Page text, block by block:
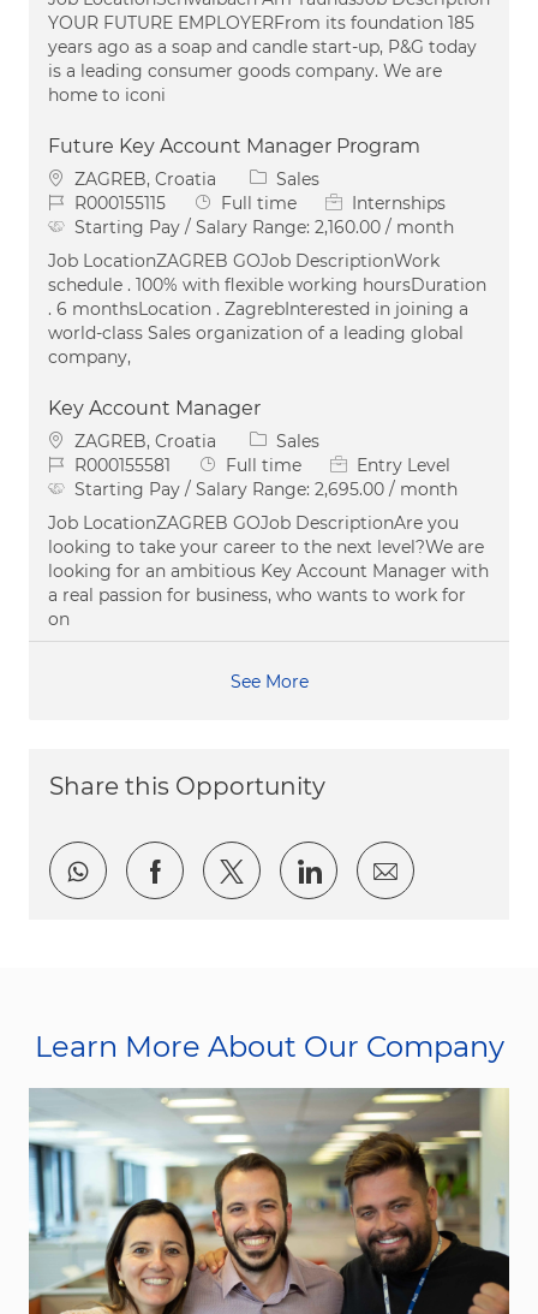
YOUR FUTURE EMPLOYERFrom its foundation 185
years ago as a soap and candle start-up, P&G today
is a leading consumer goods company. We are
home to iconi
Future Key Account Manager Program
Location
ZAGREB, Croatia Category
Sales
Job IdR000155115 Job Type
Full time
Internships
Starting Pay / Salary Range: 2,160.00 / month
Job LocationZAGREB GOJob DescriptionWork
schedule . 100% with flexible working hoursDuration
. 6 monthsLocation . ZagrebInterested in joining a
world-class Sales organization of a leading global
company,
Key Account Manager
Location
ZAGREB, Croatia Category
Sales
Job IdR000155581 Job Type
Full time
Entry Level
Starting Pay / Salary Range: 2,695.00 / month
Job LocationZAGREB GOJob DescriptionAre you
looking to take your career to the next level?We are
looking for an ambitious Key Account Manager with
a real passion for business, who wants to work for
on
See More
Share this Opportunity
Share via whatsapp
Share via Facebook
Share via twitter
Share viaShare via
Learn More About Our Company